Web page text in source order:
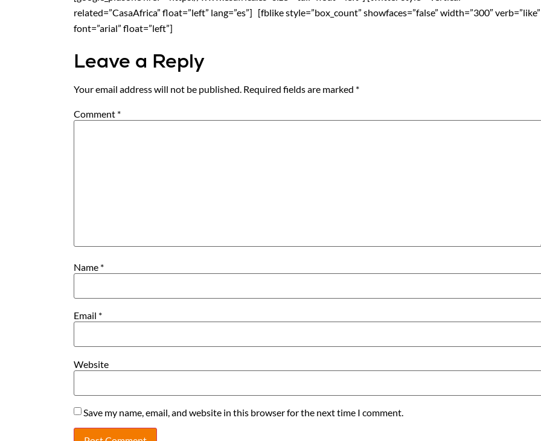
related=”CasaAfrica” float=”left” lang=”es”] [fblike style=”box_count” showfaces=”false” width=”300″ verb=”like”
font=”arial” float=”left”]
Leave a Reply
Your email address will not be published. Required fields are marked *
Comment *
Name *
Email *
Website
Save my name, email, and website in this browser for the next time I comment.